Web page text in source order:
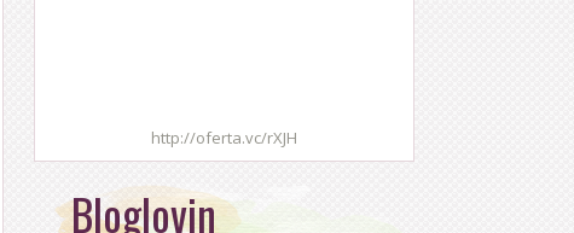
http://oferta.vc/rXJH
Bloglovin